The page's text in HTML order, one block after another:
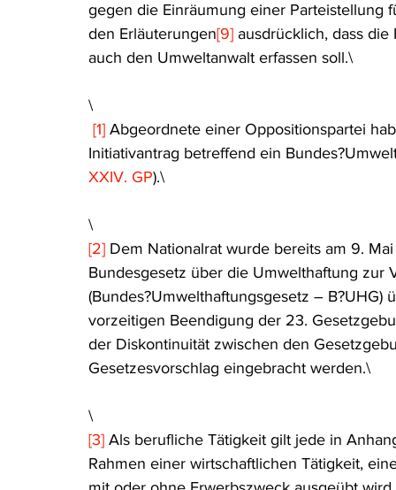
gegen die Einräumung einer
den Erläuterungen[9] ausdrücklich, dass
auch den Umweltanwalt erfassen soll.\
\
[1] Abgeordnete einer Oppositionspartei
Initiativantrag betreffend ein
XXIV. GP).\
\
[2] Dem Nationalrat wurde bereits am 9.
Bundesgesetz über die Umwelthaftung
(Bundes?Umwelthaftungsgesetz – B?UHG)
vorzeitigen Beendigung der 23.
der Diskontinuität zwischen den
Gesetzesvorschlag eingebracht werden.\
\
[3] Als berufliche Tätigkeit gilt jede in
Rahmen einer wirtschaftlichen Tätigkeit,